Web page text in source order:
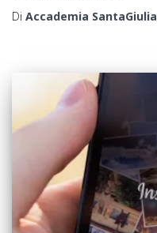
Di Accademia SantaGiulia